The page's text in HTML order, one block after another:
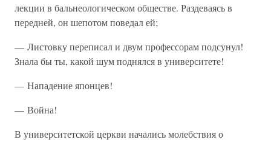
лекции в бальнеологическом обществе. Раздеваясь в
передней, он шепотом поведал ей;
— Листовку переписал и двум профессорам подсунул!
Знала бы ты, какой шум поднялся в университете!
— Нападение японцев!
— Война!
В университетской церкви начались молебствия о